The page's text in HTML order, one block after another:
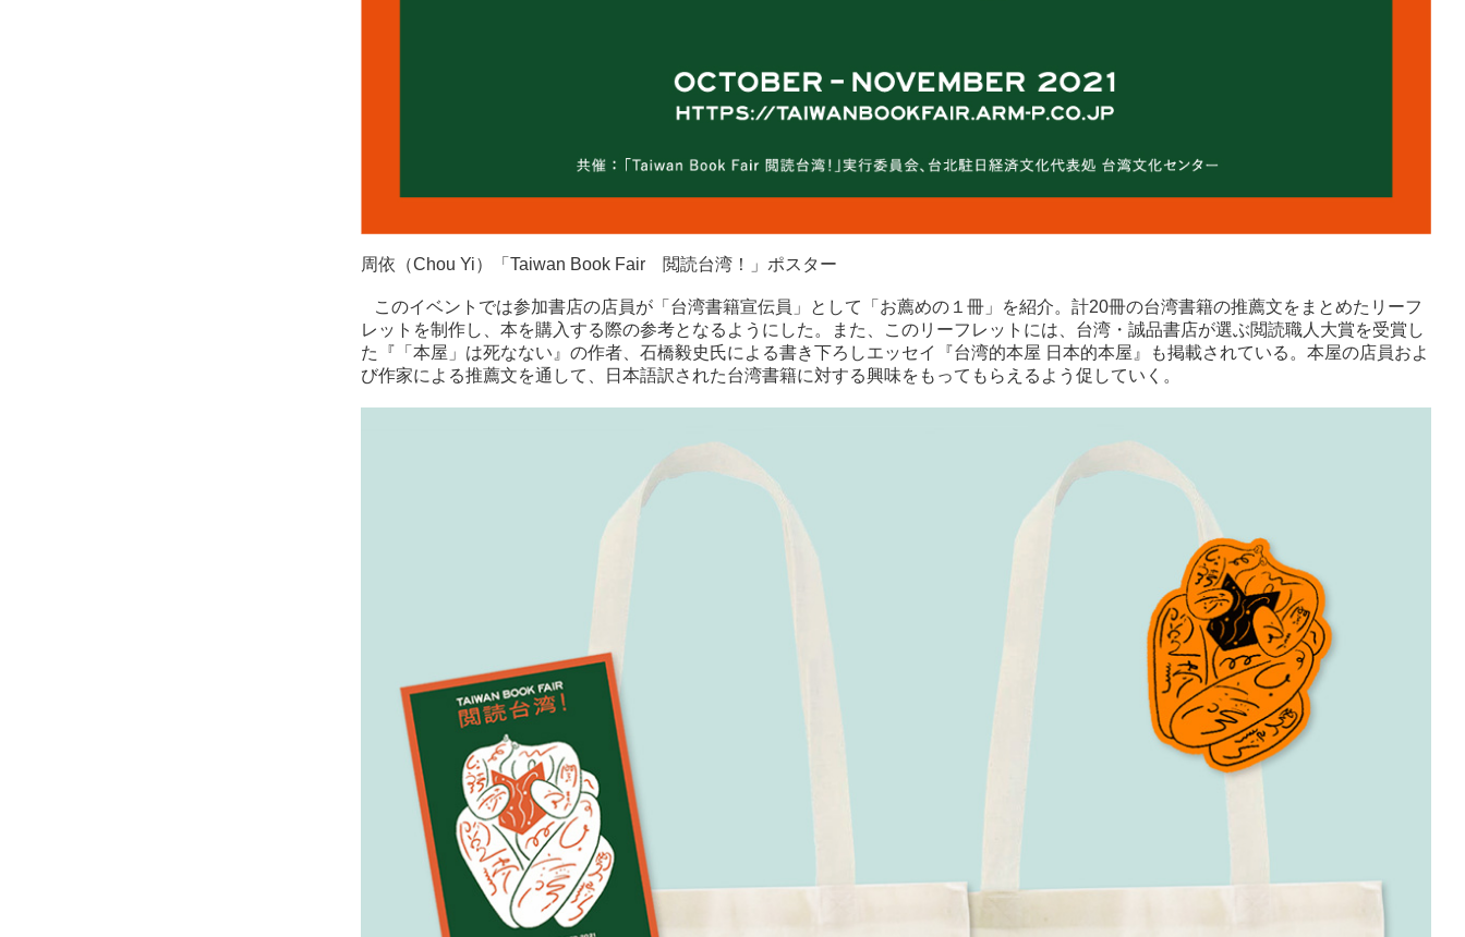
周依（Chou Yi）「Taiwan Book Fair 閲読台湾！」ポスター
このイベントでは参加書店の店員が「台湾書籍宣伝員」として「お薦めの１冊」を紹介。計20冊の台湾書籍の推薦文をまとめたリーフ
レットを制作し、本を購入する際の参考となるようにした。また、このリーフレットには、台湾・誠品書店が選ぶ閲読職人大賞を受賞し
た『「本屋」は死なない』の作者、石橋毅史氏による書き下ろしエッセイ『台湾的本屋 日本的本屋』も掲載されている。本屋の店員およ
び作家による推薦文を通して、日本語訳された台湾書籍に対する興味をもってもらえるよう促していく。